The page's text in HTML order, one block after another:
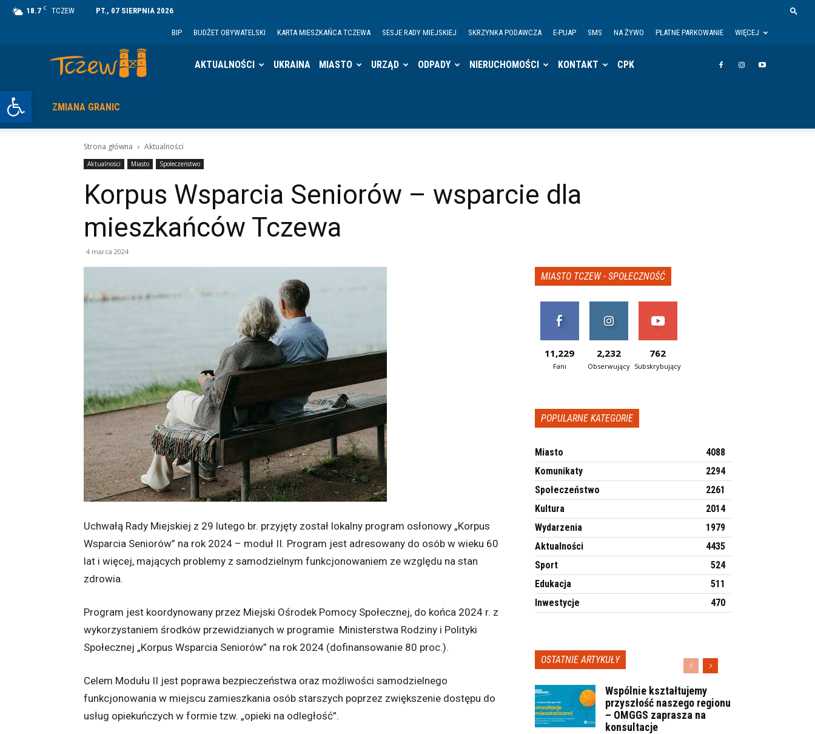
Otwórz pasek narzędzi
18.7 C TCZEW PT., 07 SIERPNIA 2026
BIP BUDŻET OBYWATELSKI KARTA MIESZKAŃCA TCZEWA SESJE RADY MIEJSKIEJ SKRZYNKA PODAWCZA E-PUAP SMS NA ŻYWO PŁATNE PARKOWANIE WIĘCEJ
AKTUALNOŚCI UKRAINA MIASTO URZĄD ODPADY NIERUCHOMOŚCI KONTAKT CPK
ZMIANA GRANIC
Strona główna Aktualności
Aktualności Miasto Społeczeństwo
Korpus Wsparcia Seniorów – wsparcie dla
mieszkańców Tczewa
4 marca 2024
Uchwałą Rady Miejskiej z 29 lutego br. przyjęty został lokalny program osłonowy „Korpus
Wsparcia Seniorów” na rok 2024 – moduł II. Program jest adresowany do osób w wieku 60
lat i więcej, mających problemy z samodzielnym funkcjonowaniem ze względu na stan
zdrowia.
Program jest koordynowany przez Miejski Ośrodek Pomocy Społecznej, do końca 2024 r. z
wykorzystaniem środków przewidzianych w programie Ministerstwa Rodziny i Polityki
Społecznej „Korpus Wsparcia Seniorów” na rok 2024 (dofinansowanie 80 proc.).
Celem Modułu II jest poprawa bezpieczeństwa oraz możliwości samodzielnego
funkcjonowania w miejscu zamieszkania osób starszych poprzez zwiększenie dostępu do
usług opiekuńczych w formie tzw. „opieki na odległość”.
MIASTO TCZEW - SPOŁECZNOŚĆ
11,229
Fani
2,232
Obserwujący
762
Subskrybujący
POPULARNE KATEGORIE
Miasto
4088
Komunikaty
2294
Społeczeństwo
2261
Kultura
2014
Wydarzenia
1979
Aktualności
4435
Sport
524
Edukacja
511
Inwestycje
470
OSTATNIE ARTYKUŁY
Wspólnie kształtujemy
przyszłość naszego regionu
– OMGGS zaprasza na
konsultacje